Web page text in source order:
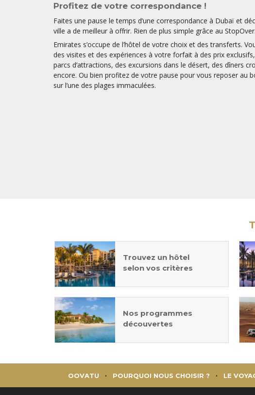
Profitez de votre correspondance !
Faites une pause le temps d’une correspondance à Dubaï et
ville a de meilleur à offrir. Rien de plus simple grâce au StopOver.
Emirates s’occupe de l’hôtel de votre choix et des transferts.
des visites et des expériences à votre forfait à des prix
parcs d’attractions, des excursions dans le désert, des dîners
encore. Ou bien profitez de votre pause pour vous reposer au
sur l’une des plages immaculées.
Trouvez un hôtel
selon vos critères
Nos programmes
découvertes
OOVATU POURQUOI NOUS CHOISIR ? LE